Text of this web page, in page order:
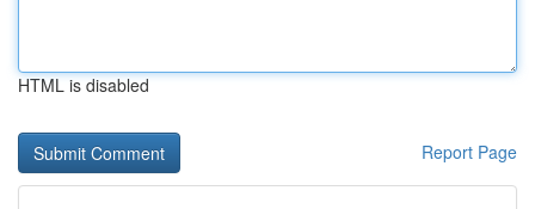
HTML is disabled
Report Page